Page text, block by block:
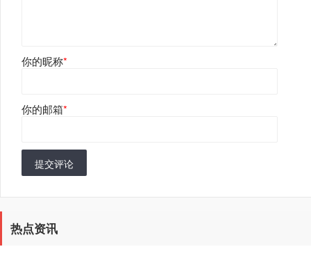
你的昵称*
你的邮箱*
提交评论
热点资讯